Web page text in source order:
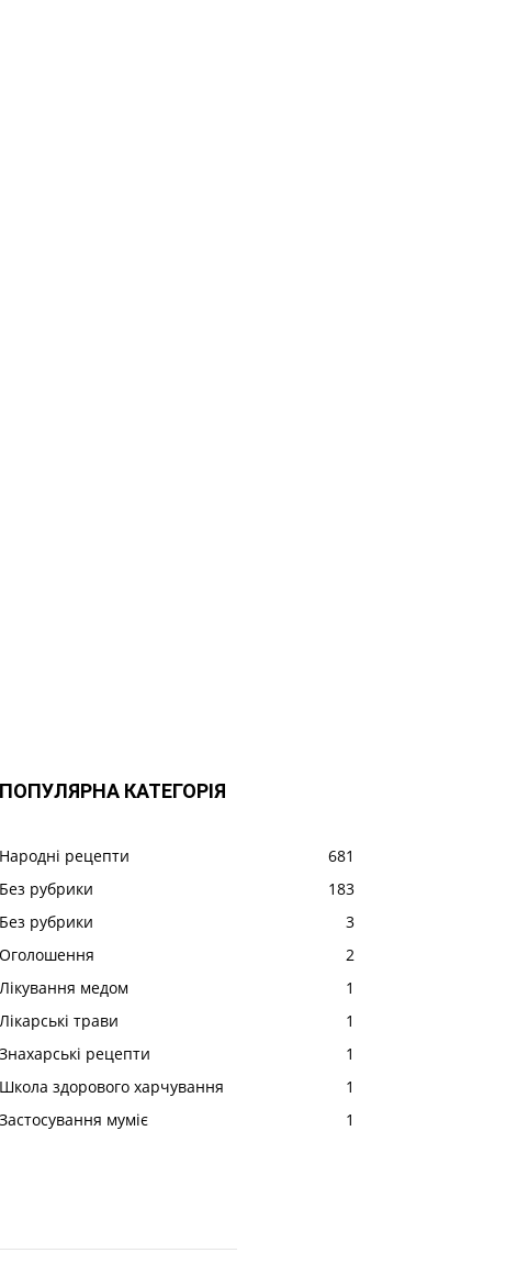
ПОПУЛЯРНА КАТЕГОРІЯ
Народні рецепти
681
Без рубрики
183
Без рубрики
3
Оголошення
2
Лікування медом
1
Лікарські трави
1
Знахарські рецепти
1
Школа здорового харчування
1
Застосування муміє
1